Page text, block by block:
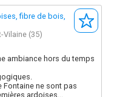
fibre de bois,
(35)
ambiance hors du temps
Fontaine ne sont pas
ardoises...